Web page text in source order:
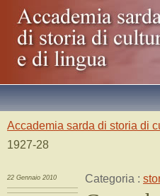
Accademia sarda di storia di
1927-28
22 Gennaio 2010 Categoria :